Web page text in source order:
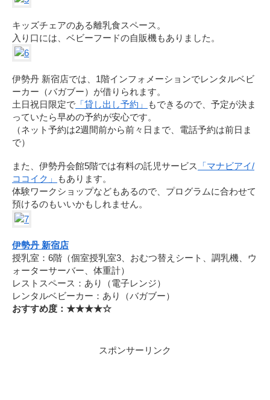
キッズチェアのある離乳食スペース。
入り口には、ベビーフードの自販機もありました。
伊勢丹 新宿店では、1階インフォメーションでレンタルベビ
ーカー（バガブー）が借りられます。
土日祝日限定で 「貸し出し予約」
もできるので、予定が決ま
っていたら早めの予約が安心です。
（ネット予約は2週間前から前々日まで、電話予約は前日ま
で）
また、伊勢丹会館5階では有料の託児サービス
「マナビアイ/
ココイク」
もあります。
体験ワークショップなどもあるので、プログラムに合わせて
預けるのもいいかもしれません。
伊勢丹 新宿店
授乳室：6階（個室授乳室3、おむつ替えシート、調乳機、ウ
ォーターサーバー、体重計）
レストスペース：あり（電子レンジ）
レンタルベビーカー：あり（バガブー）
おすすめ度：★★★★☆
スポンサーリンク